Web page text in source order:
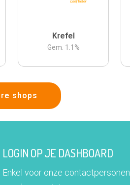
Krefel
Gem. 1.1 %
shops
LOGIN OP JE DASHBOARD
Enkel voor onze contactpersonen